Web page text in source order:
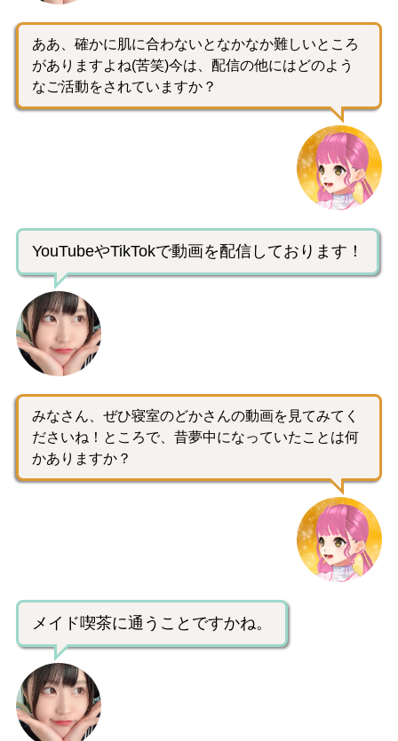
ああ、確かに肌に合わないとなかなか難しいところ
がありますよね(苦笑)今は、配信の他にはどのよう
なご活動をされていますか？
YouTubeやTikTokで動画を配信しております！
みなさん、ぜひ寝室のどかさんの動画を見てみてく
ださいね！ところで、昔夢中になっていたことは何
かありますか？
メイド喫茶に通うことですかね。